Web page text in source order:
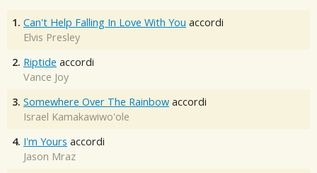
1. Can't Help Falling In Love With You accordi
Elvis Presley
2. Riptide accordi
Vance Joy
3. Somewhere Over The Rainbow accordi
Israel Kamakawiwo'ole
4. I'm Yours accordi
Jason Mraz